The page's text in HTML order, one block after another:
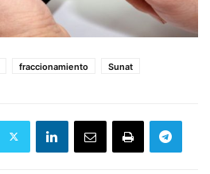
fraccionamiento Sunat